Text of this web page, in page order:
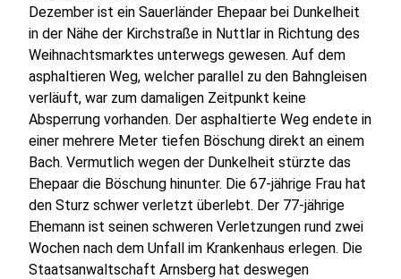
Dezember ist ein Sauerländer Ehepaar bei Dunkelheit
in der Nähe der Kirchstraße in Nuttlar in Richtung des
Weihnachtsmarktes unterwegs gewesen. Auf dem
asphaltieren Weg, welcher parallel zu den Bahngleisen
verläuft, war zum damaligen Zeitpunkt keine
Absperrung vorhanden. Der asphaltierte Weg endete in
einer mehrere Meter tiefen Böschung direkt an einem
Bach. Vermutlich wegen der Dunkelheit stürzte das
Ehepaar die Böschung hinunter. Die 67-jährige Frau hat
den Sturz schwer verletzt überlebt. Der 77-jährige
Ehemann ist seinen schweren Verletzungen rund zwei
Wochen nach dem Unfall im Krankenhaus erlegen. Die
Staatsanwaltschaft Arnsberg hat deswegen